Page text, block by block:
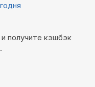
получите кэшбэк